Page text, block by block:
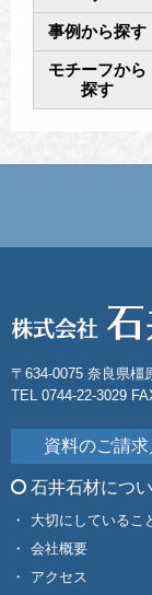
事例から探す
モチーフから
探す
〒634-0075 奈良県橿
TEL 0744-22-3029
資料のご請
石井石材につ
大切にしているこ
会社概要
アクセス